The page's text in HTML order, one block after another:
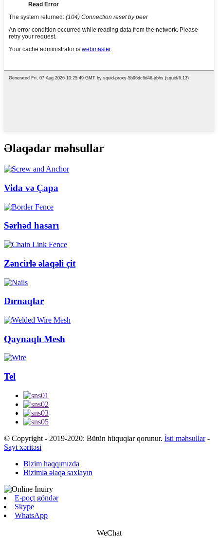
Əlaqədar məhsullar
Vida və Çapa
Sərhəd hasarı
Zəncirlə əlaqəli çit
Dırnaqlar
Qaynaqlı Mesh
Tel
© Copyright - 2019-2020: Bütün hüquqlar qorunur. İsti məhsullar-
Sayt xəritəsi
Bizim haqqımızda
Bizimlə əlaqə saxlayın
E-poçt göndər
Skype
WhatsApp
WeChat